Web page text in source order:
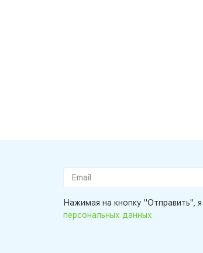
Нажимая на кнопку "Отправить",
персональных данных